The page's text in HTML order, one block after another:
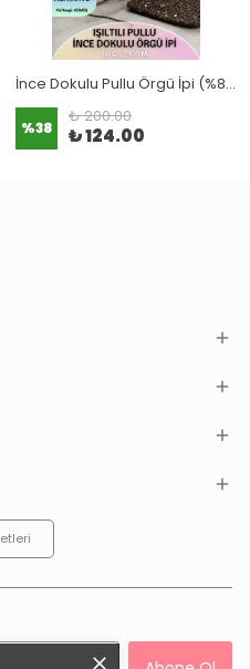
İnce Dokulu Pullu Örgü İpi (%80 Pamuk - %20 Metalik Pul) 50 Gr. 100 Metre NM: 2
%38
₺ 200.00
₺ 124.00